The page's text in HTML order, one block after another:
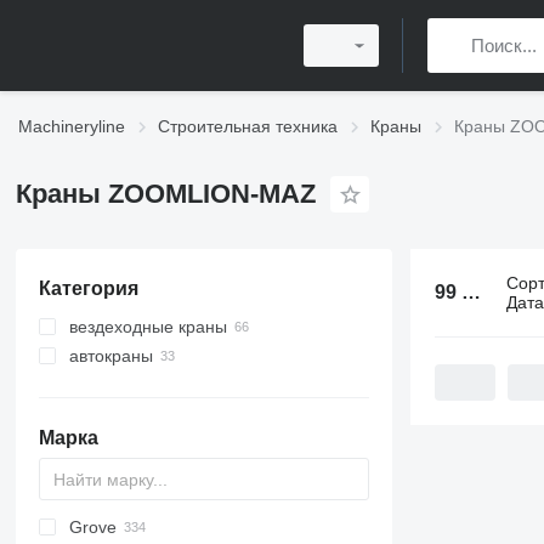
Machineryline Строительная техника Краны Краны
Краны ZOOMLION-MAZ
Категория
вездеходные краны
автокраны
Марка
5299
1404
BC
DS
AHK
307
CM
K-800
Husky
CBR
LF
HS
RH
AC
WC
DF
ATF
RBI
LNT
QUY
AMK
Grove
99 объявлений: